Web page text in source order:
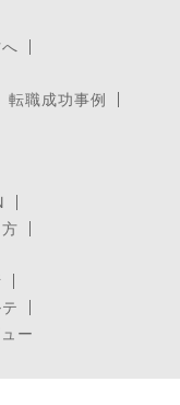
転職成功事例
ー